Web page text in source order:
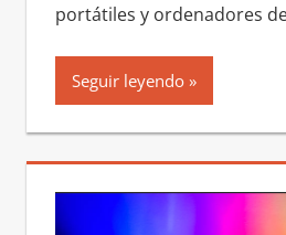
portátiles y ordenadores
Seguir leyendo